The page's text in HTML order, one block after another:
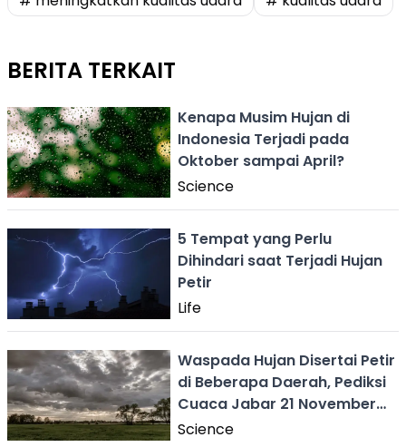
BERITA TERKAIT
Kenapa Musim Hujan di
Indonesia Terjadi pada
Oktober sampai April?
Science
5 Tempat yang Perlu
Dihindari saat Terjadi Hujan
Petir
Life
Waspada Hujan Disertai Petir
di Beberapa Daerah, Pediksi
Cuaca Jabar 21 November
2023
Science